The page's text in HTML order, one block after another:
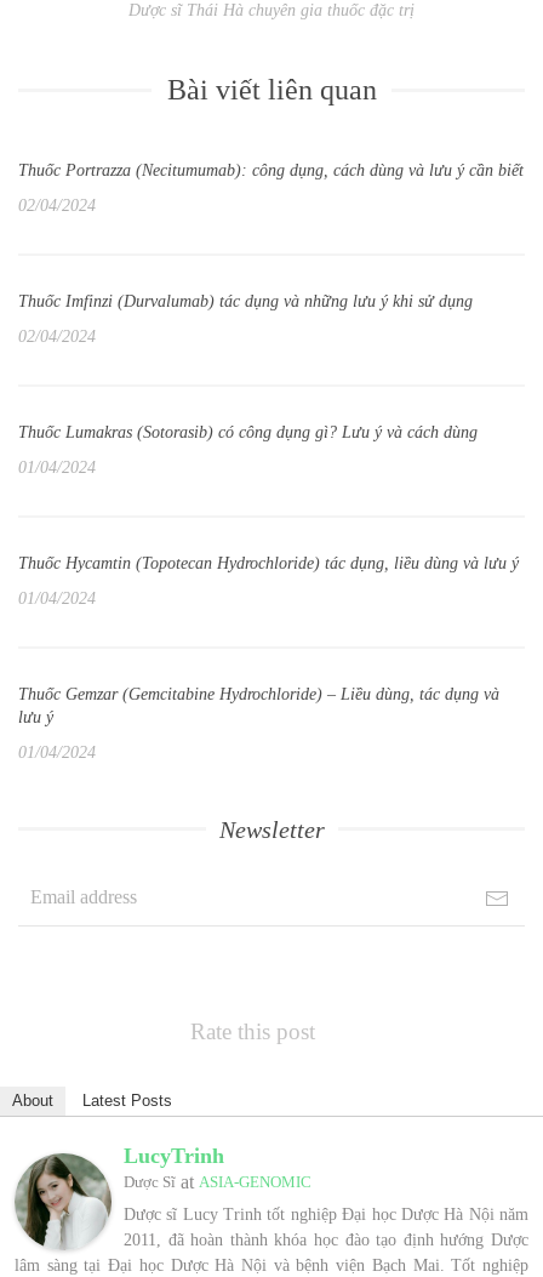
Dược sĩ Thái Hà chuyên gia thuốc đặc trị
Bài viết liên quan
Thuốc Portrazza (Necitumumab): công dụng, cách dùng và lưu ý cần biết
02/04/2024
Thuốc Imfinzi (Durvalumab) tác dụng và những lưu ý khi sử dụng
02/04/2024
Thuốc Lumakras (Sotorasib) có công dụng gì? Lưu ý và cách dùng
01/04/2024
Thuốc Hycamtin (Topotecan Hydrochloride) tác dụng, liều dùng và lưu ý
01/04/2024
Thuốc Gemzar (Gemcitabine Hydrochloride) – Liều dùng, tác dụng và
lưu ý
01/04/2024
Newsletter
Rate this post
About Latest Posts
LucyTrinh
Dược Sĩ at ASIA-GENOMIC
Dược sĩ Lucy Trinh tốt nghiệp Đại học Dược Hà Nội năm
2011, đã hoàn thành khóa học đào tạo định hướng Dược
lâm sàng tại Đại học Dược Hà Nội và bệnh viện Bạch Mai. Tốt nghiệp